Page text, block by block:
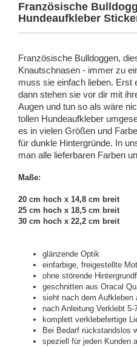
Französische
Hundeaufkleber
Französische Bulldoggen,
Knautschnasen - immer zu
muss sie einfach lieben. Erst
dann stehen sie vor dir mit
Augen und tun so als wäre
tollen Hundeaufkleber
es in vielen Größen und
für dunkle Hintergründe. In
man alle lieferbaren Farben
Maße:
20 cm hoch x 14,8 cm breit
25 cm hoch x 18,5 cm breit
30 cm hoch x 22,2 cm breit
glänzende Optik
einfarbige, freigestellte
ohne störende
geschnitten aus Oracal
sieht nach dem Aufkleben
nach Anleitung Verklebt 5-
komplett verklebefertige
Bei Bedarf rückstandslos
speziell für jeden Kunden